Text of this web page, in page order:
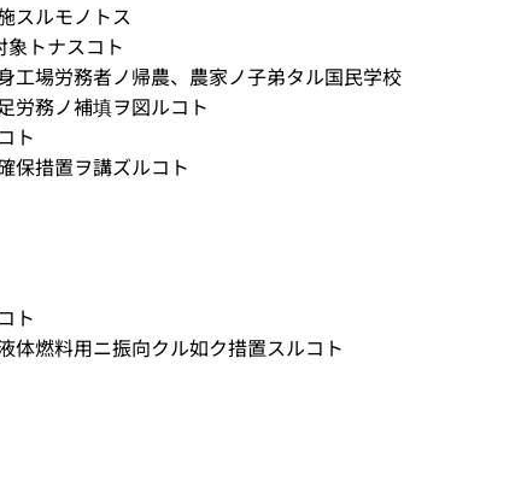
スルモノトス
トナスコト
場労務者ノ帰農、農家ノ子弟タル国民学校
労務ノ補填ヲ図ルコト
ト
保措置ヲ講ズルコト
ト
体燃料用ニ振向クル如ク措置スルコト